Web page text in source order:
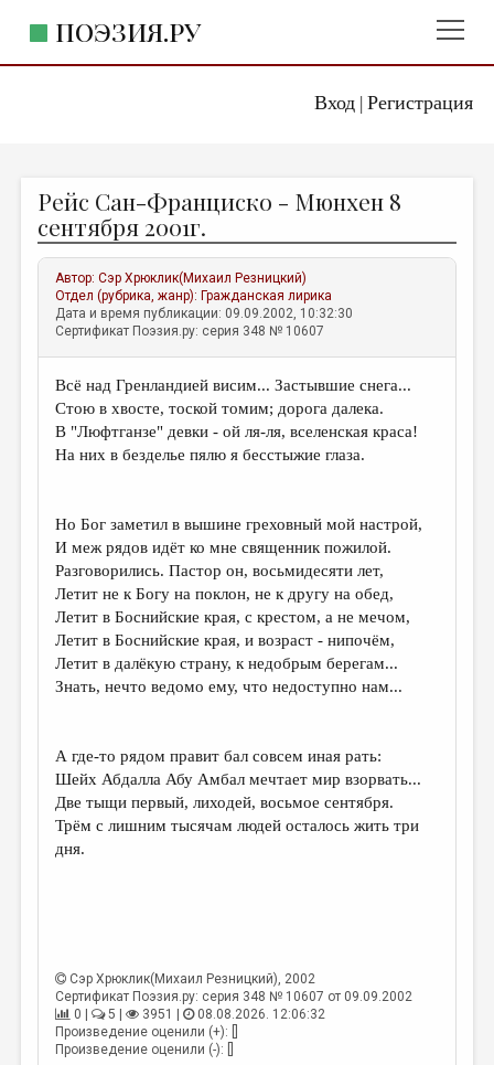
Вход| Регистрация
ПОЭЗИЯ.РУ
ЖАНРЫ
АВТОРЫ
КОММЕНТАРИИ
ЛИТСАЛОН
ПРАВИЛА САЙТА
ОТДЕЛЫ И РУБРИКИ
ДАЙДЖЕСТ
ПРОИЗВЕДЕНИЯ
ПЕРЕВОДЫ
КОНКУРСЫ
ДЕТСКАЯ КОМНАТА
ОБЗОР ЛИТЕРАТУРЫ
СТРАНИЦЫ ПАМЯТИ
ОБЪЯВЛЕНИЯ
МАЛАЯ ПРОЗА
ЭССЕИСТИКА
Рейс Сан-Франциско - Мюнхен 8
сентября 2001г.
Автор:Сэр Хрюклик(Михаил Резницкий)
Отдел (рубрика, жанр): Гражданская лирика
Дата и время публикации: 09.09.2002, 10:32:30
Сертификат Поэзия.ру: серия 348 № 10607
Всё над Гренландией висим... Застывшие снега...
Стою в хвосте, тоской томим; дорога далека.
В "Люфтганзе" девки - ой ля-ля, вселенская краса!
На них в безделье пялю я бесстыжие глаза.
Но Бог заметил в вышине греховный мой настрой,
И меж рядов идёт ко мне священник пожилой.
Разговорились. Пастор он, восьмидесяти лет,
Летит не к Богу на поклон, не к другу на обед,
Летит в Боснийские края, с крестом, а не мечом,
Летит в Боснийские края, и возраст - нипочём,
Летит в далёкую страну, к недобрым берегам...
Знать, нечто ведомо ему, что недоступно нам...
А где-то рядом правит бал совсем иная рать:
Шейх Абдалла Абу Амбал мечтает мир взорвать...
Две тыщи первый, лиходей, восьмое сентября.
Трём с лишним тысячам людей осталось жить три
дня.
Сэр Хрюклик(Михаил Резницкий), 2002
Сертификат Поэзия.ру: серия 348 № 10607 от 09.09.2002
0 |
5 | 3951 |
08.08.2026. 12:06:32
Произведение оценили (+): []
Произведение оценили (-): []